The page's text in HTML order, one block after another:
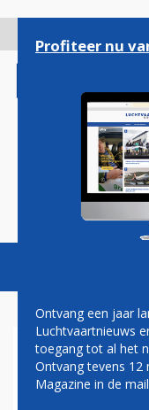
gaan
Magazine
Profiteer nu
Ontvang een jaar
Luchtvaartnieuws
toegang tot al het
Ontvang tevens 12
Magazine in de